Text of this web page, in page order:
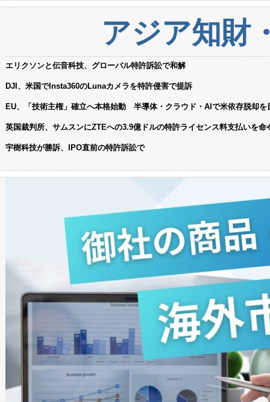
アジア知財
エリクソンと伝音科技、グローバル特許訴訟で和解
DJI、米国でInsta360のLunaカメラを特許侵害で提訴
EU、「技術主権」確立へ本格始動 半導体・クラウド・AIで米依存脱却を
英国裁判所、サムスンにZTEへの3.9億ドルの特許ライセンス料支払いを命
宇樹科技が勝訴、IPO直前の特許訴訟で